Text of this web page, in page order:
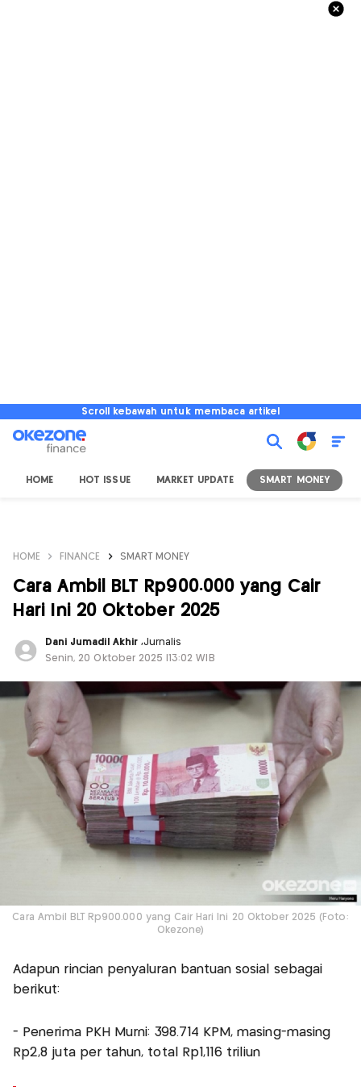
Scroll kebawah untuk membaca artikel
HOME HOT ISSUE MARKET UPDATE SMART MONEY
HOME FINANCE SMART MONEY
Cara Ambil BLT Rp900.000 yang Cair
Hari Ini 20 Oktober 2025
Dani Jumadil Akhir ,Jurnalis
Senin, 20 Oktober 2025 |13:02 WIB
Cara Ambil BLT Rp900.000 yang Cair Hari Ini 20 Oktober 2025 (Foto:
Okezone)
Adapun rincian penyaluran bantuan sosial sebagai
berikut:
- Penerima PKH Murni: 398.714 KPM, masing-masing
Rp2,8 juta per tahun, total Rp1,116 triliun